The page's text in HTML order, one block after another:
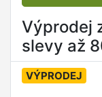
Výprodej
slevy až
VÝPRODEJ